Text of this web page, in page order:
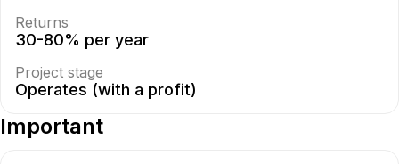
Returns
30-80% per year
Project stage
Operates (with a profit)
Important